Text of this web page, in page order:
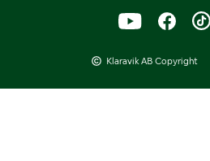
Klaravik AB Copyright